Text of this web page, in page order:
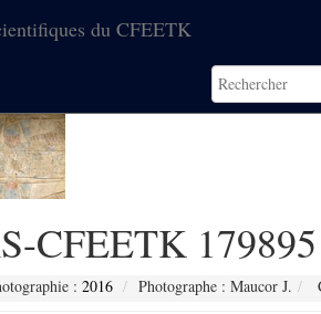
du CFEETK
CFEETK 179895
: 2016 Photographe : Maucor J.